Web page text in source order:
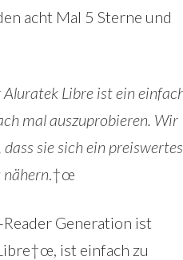
acht Mal 5 Sterne und
Aluratek Libre ist ein
mal auszuprobieren. Wir
sie sich ein preiswertes
nähern.†œ
Generation ist
ist einfach zu